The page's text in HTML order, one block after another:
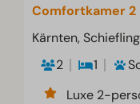
Comfortkamer 2
Kärnten,
2
1
Luxe 2-